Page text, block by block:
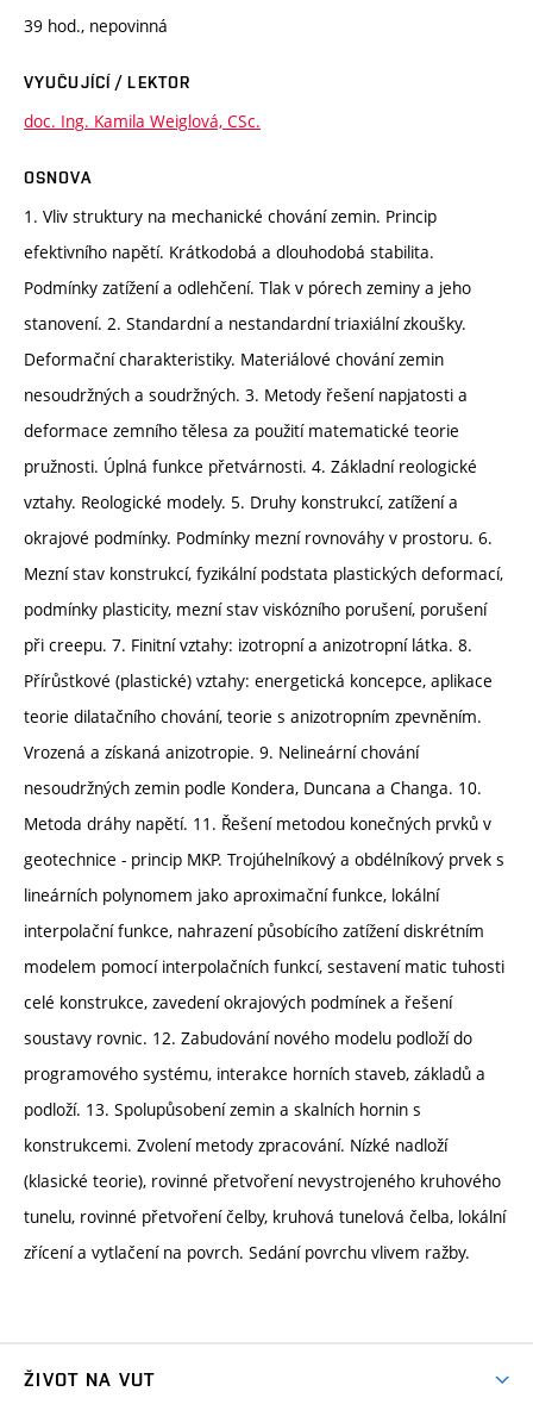
39 hod., nepovinná
VYUČUJÍCÍ / LEKTOR
doc. Ing. Kamila Weiglová, CSc.
OSNOVA
1. Vliv struktury na mechanické chování zemin. Princip
efektivního napětí. Krátkodobá a dlouhodobá stabilita.
Podmínky zatížení a odlehčení. Tlak v pórech zeminy a jeho
stanovení. 2. Standardní a nestandardní triaxiální zkoušky.
Deformační charakteristiky. Materiálové chování zemin
nesoudržných a soudržných. 3. Metody řešení napjatosti a
deformace zemního tělesa za použití matematické teorie
pružnosti. Úplná funkce přetvárnosti. 4. Základní reologické
vztahy. Reologické modely. 5. Druhy konstrukcí, zatížení a
okrajové podmínky. Podmínky mezní rovnováhy v prostoru. 6.
Mezní stav konstrukcí, fyzikální podstata plastických deformací,
podmínky plasticity, mezní stav viskózního porušení, porušení
při creepu. 7. Finitní vztahy: izotropní a anizotropní látka. 8.
Přírůstkové (plastické) vztahy: energetická koncepce, aplikace
teorie dilatačního chování, teorie s anizotropním zpevněním.
Vrozená a získaná anizotropie. 9. Nelineární chování
nesoudržných zemin podle Kondera, Duncana a Changa. 10.
Metoda dráhy napětí. 11. Řešení metodou konečných prvků v
geotechnice - princip MKP. Trojúhelníkový a obdélníkový prvek s
lineárních polynomem jako aproximační funkce, lokální
interpolační funkce, nahrazení působícího zatížení diskrétním
modelem pomocí interpolačních funkcí, sestavení matic tuhosti
celé konstrukce, zavedení okrajových podmínek a řešení
soustavy rovnic. 12. Zabudování nového modelu podloží do
programového systému, interakce horních staveb, základů a
podloží. 13. Spolupůsobení zemin a skalních hornin s
konstrukcemi. Zvolení metody zpracování. Nízké nadloží
(klasické teorie), rovinné přetvoření nevystrojeného kruhového
tunelu, rovinné přetvoření čelby, kruhová tunelová čelba, lokální
zřícení a vytlačení na povrch. Sedání povrchu vlivem ražby.
ŽIVOT NA VUT